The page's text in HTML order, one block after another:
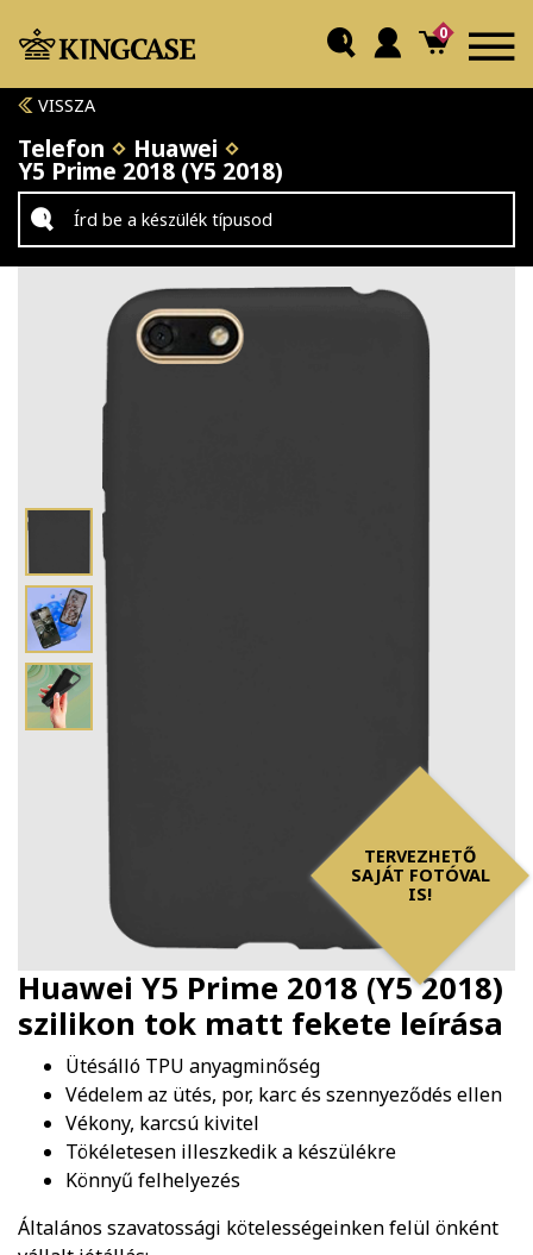
0
VISSZA
Telefon Huawei
Y5 Prime 2018 (Y5 2018)
TERVEZHETŐ
SAJÁT FOTÓVAL
IS!
Huawei Y5 Prime 2018 (Y5 2018)
szilikon tok matt fekete leírása
Ütésálló TPU anyagminőség
Védelem az ütés, por, karc és szennyeződés ellen
Vékony, karcsú kivitel
Tökéletesen illeszkedik a készülékre
Könnyű felhelyezés
Általános szavatossági kötelességeinken felül önként